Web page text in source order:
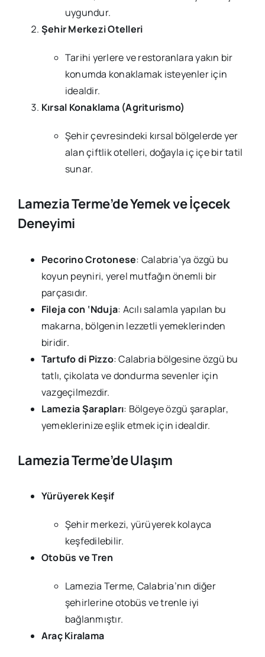
uygundur.
Şehir Merkezi Otelleri
Tarihi yerlere ve restoranlara yakın bir
konumda konaklamak isteyenler için
idealdir.
Kırsal Konaklama (Agriturismo)
Şehir çevresindeki kırsal bölgelerde yer
alan çiftlik otelleri, doğayla iç içe bir tatil
sunar.
Lamezia Terme’de Yemek ve İçecek
Deneyimi
Pecorino Crotonese: Calabria’ya özgü bu
koyun peyniri, yerel mutfağın önemli bir
parçasıdır.
Fileja con ‘Nduja: Acılı salamla yapılan bu
makarna, bölgenin lezzetli yemeklerinden
biridir.
Tartufo di Pizzo: Calabria bölgesine özgü bu
tatlı, çikolata ve dondurma sevenler için
vazgeçilmezdir.
Lamezia Şarapları: Bölgeye özgü şaraplar,
yemeklerinize eşlik etmek için idealdir.
Lamezia Terme’de Ulaşım
Yürüyerek Keşif
Şehir merkezi, yürüyerek kolayca
keşfedilebilir.
Otobüs ve Tren
Lamezia Terme, Calabria’nın diğer
şehirlerine otobüs ve trenle iyi
bağlanmıştır.
Araç Kiralama